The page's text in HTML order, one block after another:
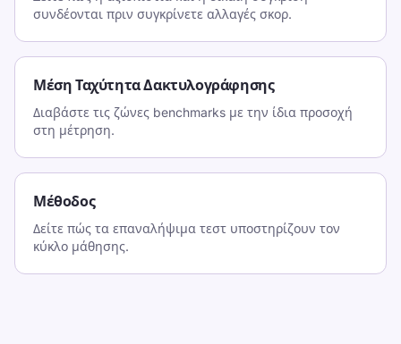
συνδέονται πριν συγκρίνετε αλλαγές σκορ.
Μέση Ταχύτητα Δακτυλογράφησης
Διαβάστε τις ζώνες benchmarks με την ίδια προσοχή
στη μέτρηση.
Μέθοδος
Δείτε πώς τα επαναλήψιμα τεστ υποστηρίζουν τον
κύκλο μάθησης.